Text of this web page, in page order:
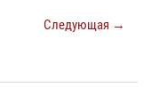
Следующая →